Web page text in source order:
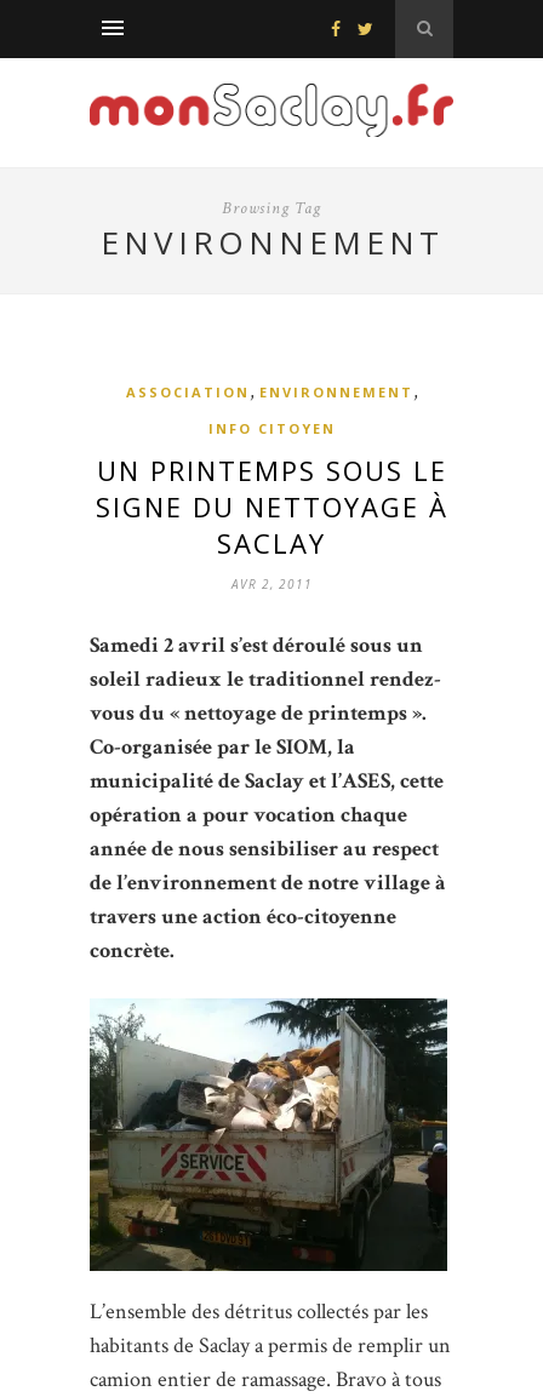
Browsing Tag
ENVIRONNEMENT
ASSOCIATION , ENVIRONNEMENT ,
INFO CITOYEN
UN PRINTEMPS SOUS LE
SIGNE DU NETTOYAGE À
SACLAY
AVR 2, 2011
Samedi 2 avril s’est déroulé sous un
soleil radieux le traditionnel rendez-
vous du « nettoyage de printemps ».
Co-organisée par le SIOM, la
municipalité de Saclay et l’ASES, cette
opération a pour vocation chaque
année de nous sensibiliser au respect
de l’environnement de notre village à
travers une action éco-citoyenne
concrète.
L’ensemble des détritus collectés par les
habitants de Saclay a permis de remplir un
camion entier de ramassage. Bravo à tous